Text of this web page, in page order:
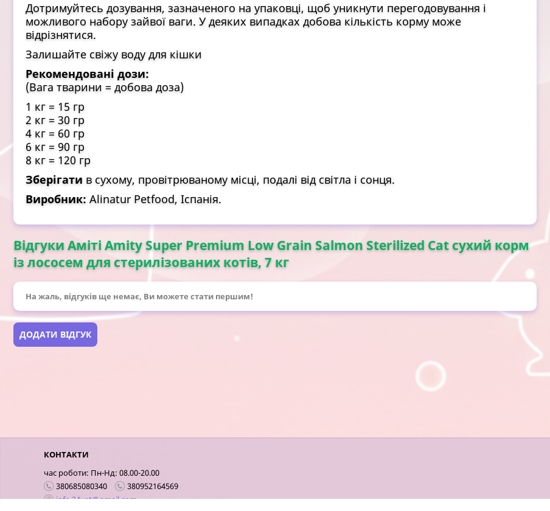
Дотримуйтесь дозування, зазначеного на упаковці, щоб уникнути перегодовування і
можливого набору зайвої ваги. У деяких випадках добова кількість корму може
відрізнятися.
Залишайте свіжу воду для кішки
Рекомендовані дози:
(Вага тварини = добова доза)
1 кг = 15 гр
2 кг = 30 гр
4 кг = 60 гр
6 кг = 90 гр
8 кг = 120 гр
Зберігати в сухому, провітрюваному місці, подалі від світла і сонця.
Виробник: Аlinatur Рetfood, Іспанія.
Відгуки Аміті Amity Super Premium Low Grain Salmon Sterilized Cat сухий корм
із лососем для стерилізованих котів, 7 кг
На жаль, відгуків ще немає, Ви можете стати першим!
ДОДАТИ ВІДГУК
КОНТАКТИ
час роботи: Пн-Нд: 08.00-20.00
380685080340
380952164569
info.24vet@gmail.com